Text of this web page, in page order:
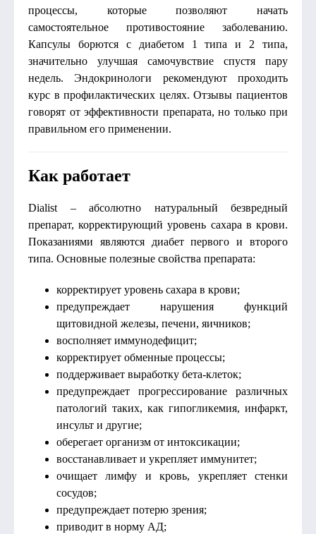
процессы, которые позволяют начать
самостоятельное противостояние заболеванию.
Капсулы борются с диабетом 1 типа и 2 типа,
значительно улучшая самочувствие спустя пару
недель. Эндокринологи рекомендуют проходить
курс в профилактических целях. Отзывы пациентов
говорят от эффективности препарата, но только при
правильном его применении.
Как работает
Dialist – абсолютно натуральный безвредный
препарат, корректирующий уровень сахара в крови.
Показаниями являются диабет первого и второго
типа. Основные полезные свойства препарата:
корректирует уровень сахара в крови;
предупреждает нарушения функций
щитовидной железы, печени, яичников;
восполняет иммунодефицит;
корректирует обменные процессы;
поддерживает выработку бета-клеток;
предупреждает прогрессирование различных
патологий таких, как гипогликемия, инфаркт,
инсульт и другие;
оберегает организм от интоксикации;
восстанавливает и укрепляет иммунитет;
очищает лимфу и кровь, укрепляет стенки
сосудов;
предупреждает потерю зрения;
приводит в норму АД;